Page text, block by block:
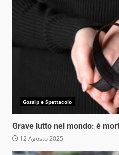
Gossip e Spettacolo
Grave lutto nel mondo: è
12 Agosto 2025